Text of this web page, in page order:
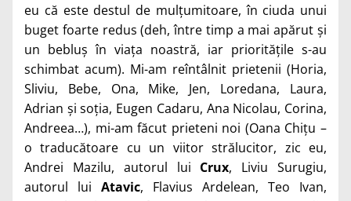
eu că este destul de mulțumitoare, în ciuda unui
buget foarte redus (deh, între timp a mai apărut și
un bebluș în viața noastră, iar prioritățile s-au
schimbat acum). Mi-am reîntâlnit prietenii (Horia,
Sliviu, Bebe, Ona, Mike, Jen, Loredana, Laura,
Adrian și soția, Eugen Cadaru, Ana Nicolau, Corina,
Andreea…), mi-am făcut prieteni noi (Oana Chițu –
o traducătoare cu un viitor strălucitor, zic eu,
Andrei Mazilu, autorul lui Crux, Liviu Surugiu,
autorul lui Atavic, Flavius Ardelean, Teo Ivan,